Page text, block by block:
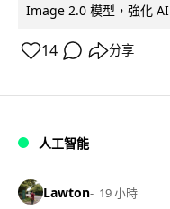
Image 2.0 模型，強化
14 分享
人工智能
Lawton 19 小時